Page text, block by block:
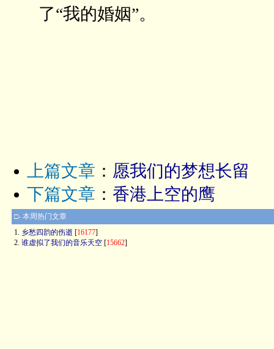
了“我的婚姻”。
上篇文章 ： 愿我们的梦想长留
下篇文章 ： 香港上空的鹰
□- 本周热门文章
1. 乡愁四韵的伤逝 [16177]
2. 谁虚拟了我们的音乐天空 [15662]